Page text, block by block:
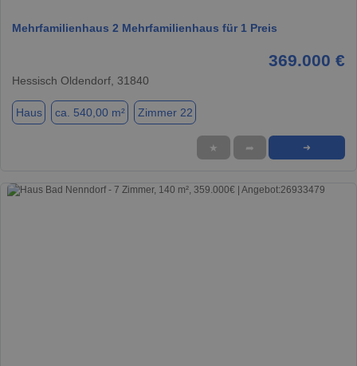
Mehrfamilienhaus 2 Mehrfamilienhaus für 1 Preis
369.000 €
Hessisch Oldendorf, 31840
Haus ca. 540,00 m² Zimmer 22
★ ➦ ➜